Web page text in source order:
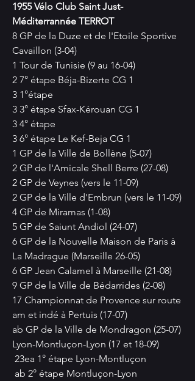
1955 Vélo Club Saint Just-
Méditerrannée TERROT
8 GP de la Duze et de l'Etoile Sportive
Cavaillon (3-04)
1 Tour de Tunisie (9 au 16-04)
2 7° étape Béja-Bizerte CG 1
3 1°étape
3 3° étape Sfax-Kérouan CG 1
3 4° étape
3 6° étape Le Kef-Beja CG 1
1 GP de la Ville de Bollène (5-07)
2 GP de l'Amicale Shell Berre (27-08)
2 GP de Veynes (vers le 11-09)
2 GP de la Ville d'Embrun (vers le 11-09)
4 GP de Miramas (1-08)
5 GP de Saiunt Andiol (24-07)
6 GP de la Nouvelle Maison de Paris à
La Madrague (Marseille 26-05)
6 GP Jean Calamel à Marseille (21-08)
9 GP de la Ville de Bédarrides (2-08)
17 Championnat de Provence sur route
am et indé à Pertuis (17-07)
ab GP de la Ville de Mondragon (25-07)
Lyon-Montluçon-Lyon (17 et 18-09)
23ea 1° étape Lyon-Montluçon
ab 2° étape Montluçon-Lyon